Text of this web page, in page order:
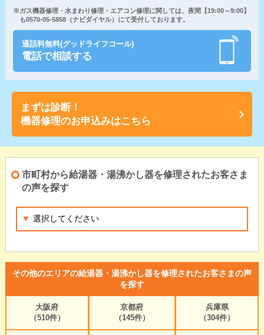
※ガス機器修理・水まわり修理・エアコン修理に関しては、夜間【19:00～9:00】
も0570-05-5858（ナビダイヤル）にて受付しております。
通話料無料(グッドライフコール)
電話で相談する
まずは診断！
機器修理のお申込みはこちら
市町村から給湯器・湯沸かし器を修理されたお客さま
の声を探す
その他のエリアの給湯器・湯沸かし器を修理されたお客さまの声
を探す
大阪府
（510件）
京都府
（145件）
兵庫県
（304件）